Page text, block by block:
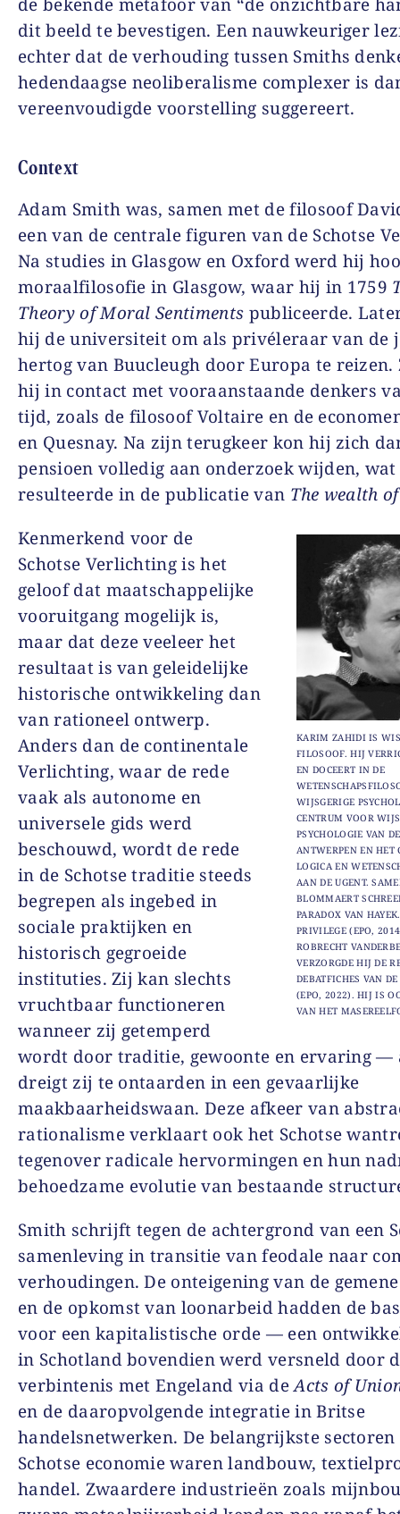
de bekende metafoor van “de onzichtbare
dit beeld te bevestigen. Een nauwkeuriger
echter dat de verhouding tussen Smiths
hedendaagse neoliberalisme complexer is
vereenvoudigde voorstelling suggereert.
Context
Adam Smith was, samen met de filosoof
een van de centrale figuren van de Schotse
Na studies in Glasgow en Oxford werd hij
moraalfilosofie in Glasgow, waar hij in 1759
Theory of Moral Sentiments publiceerde.
hij de universiteit om als privéleraar van de
hertog van Buucleugh door Europa te reizen.
hij in contact met vooraanstaande denkers
tijd, zoals de filosoof Voltaire en de
en Quesnay. Na zijn terugkeer kon hij zich
pensioen volledig aan onderzoek wijden,
resulteerde in de publicatie van The wealth
KARIM ZAHIDI IS
FILOSOOF. HIJ
EN DOCEERT IN DE
WIJSGERIGE
CENTRUM VOOR
PSYCHOLOGIE VAN
ANTWERPEN EN HET
LOGICA EN
AAN DE UGENT.
BLOMMAERT
PARADOX VAN
PRIVILEGE (EPO,
ROBRECHT
VERZORGDE HIJ DE
DEBATFICHES VAN
(EPO, 2022). HIJ IS
VAN HET
Kenmerkend voor de
Schotse Verlichting is het
geloof dat maatschappelijke
vooruitgang mogelijk is,
maar dat deze veeleer het
resultaat is van geleidelijke
historische ontwikkeling dan
van rationeel ontwerp.
Anders dan de continentale
Verlichting, waar de rede
vaak als autonome en
universele gids werd
beschouwd, wordt de rede
in de Schotse traditie steeds
begrepen als ingebed in
sociale praktijken en
historisch gegroeide
instituties. Zij kan slechts
vruchtbaar functioneren
wanneer zij getemperd
wordt door traditie, gewoonte en ervaring —
dreigt zij te ontaarden in een gevaarlijke
maakbaarheidswaan. Deze afkeer van
rationalisme verklaart ook het Schotse
tegenover radicale hervormingen en hun
behoedzame evolutie van bestaande
Smith schrijft tegen de achtergrond van een
samenleving in transitie van feodale naar
verhoudingen. De onteigening van de
en de opkomst van loonarbeid hadden de
voor een kapitalistische orde — een
in Schotland bovendien werd versneld door
verbintenis met Engeland via deActs of
en de daaropvolgende integratie in Britse
handelsnetwerken. De belangrijkste sectoren
Schotse economie waren landbouw,
handel. Zwaardere industrieën zoals